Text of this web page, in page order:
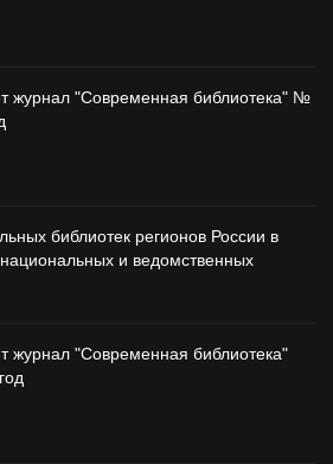
журнал "Современная библиотека" №
библиотек регионов России в
и ведомственных
журнал "Современная библиотека"